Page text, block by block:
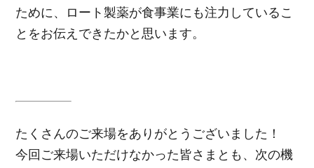
ために、ロート製薬が食事業にも注力しているこ
とをお伝えできたかと思います。
たくさんのご来場をありがとうございました！
今回ご来場いただけなかった皆さまとも、次の機